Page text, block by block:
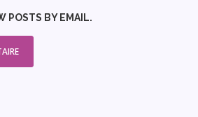
POSTS BY EMAIL.